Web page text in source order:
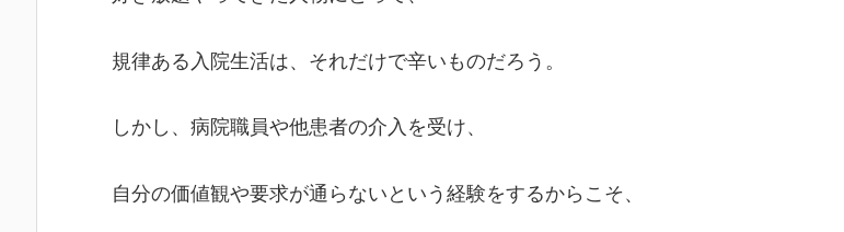
規律ある入院生活は、それだけで辛いものだろう。
しかし、病院職員や他患者の介入を受け、
自分の価値観や要求が通らないという経験をするからこそ、